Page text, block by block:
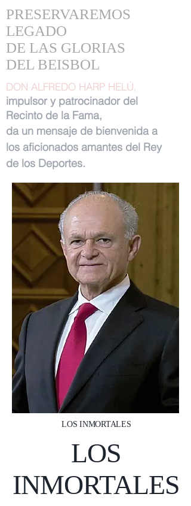
PRESERVAREMOS
LEGADO
DE LAS GLORIAS
DEL BEISBOL
DON ALFREDO HARP HELÚ,
impulsor y patrocinador del
Recinto de la Fama,
da un mensaje de bienvenida a
los aficionados amantes del Rey
de los Deportes.
LOS INMORTALES
LOS
INMORTALES